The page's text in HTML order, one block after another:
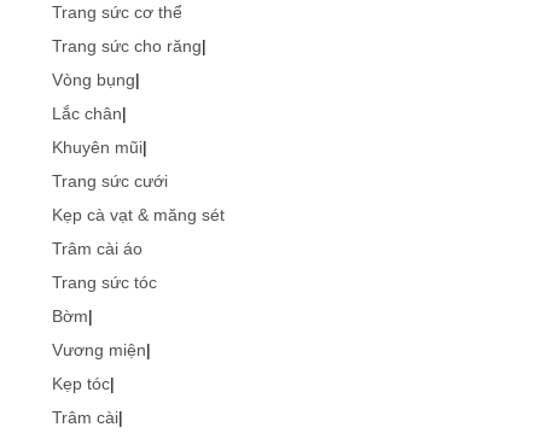
Trang sức cơ thể
Trang sức cho răng|
Vòng bụng|
Lắc chân|
Khuyên mũi|
Trang sức cưới
Kẹp cà vạt & măng sét
Trâm cài áo
Trang sức tóc
Bờm|
Vương miện|
Kẹp tóc|
Trâm cài|